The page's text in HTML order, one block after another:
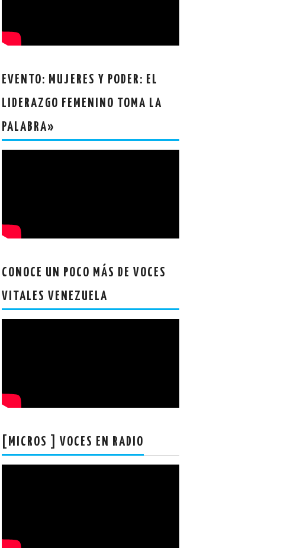
EVENTO: MUJERES Y PODER: EL
LIDERAZGO FEMENINO TOMA LA
PALABRA»
CONOCE UN POCO MÁS DE VOCES
VITALES VENEZUELA
[MICROS ] VOCES EN RADIO